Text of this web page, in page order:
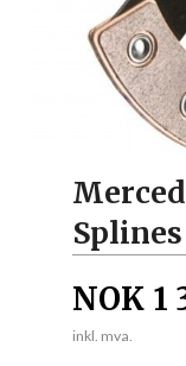
NOK 1
inkl. mva.